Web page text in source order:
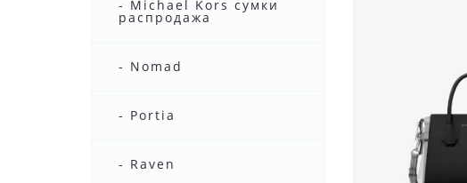
- Michael Kors сумки
распродажа
- Nomad
- Portia
- Raven